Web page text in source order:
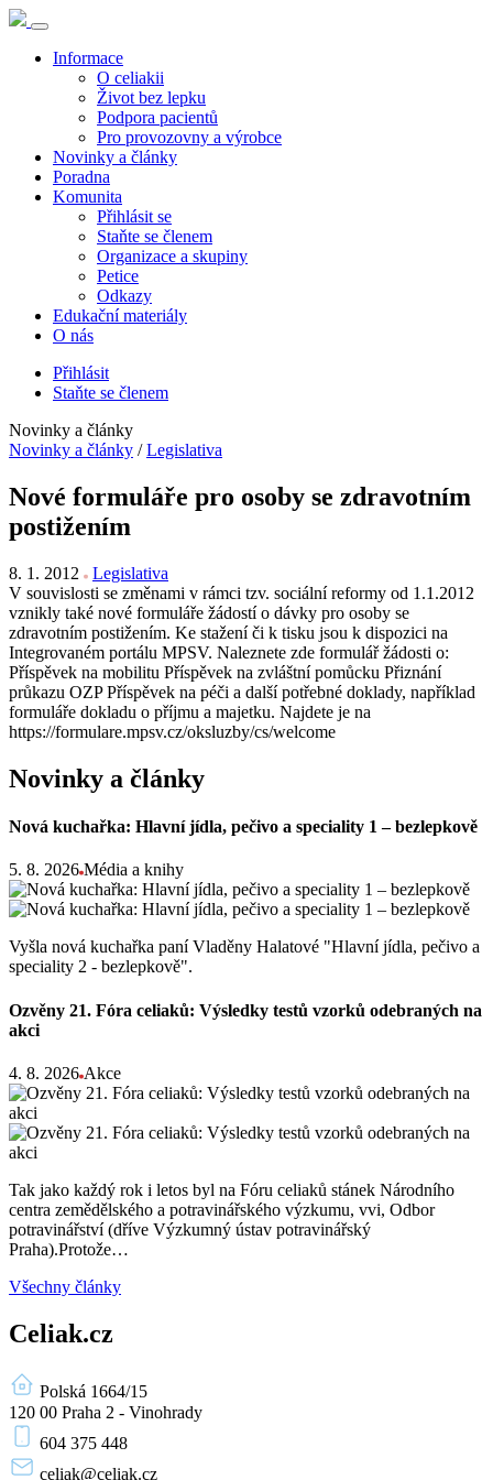
Informace
O celiakii
Život bez lepku
Podpora pacientů
Pro provozovny a výrobce
Novinky a články
Poradna
Komunita
Přihlásit se
Staňte se členem
Organizace a skupiny
Petice
Odkazy
Edukační materiály
O nás
Přihlásit
Staňte se členem
Novinky a články
Novinky a články / Legislativa
Nové formuláře pro osoby se zdravotním
postižením
8. 1. 2012
Legislativa
V souvislosti se změnami v rámci tzv. sociální reformy od 1.1.2012
vznikly také nové formuláře žádostí o dávky pro osoby se
zdravotním postižením. Ke stažení či k tisku jsou k dispozici na
Integrovaném portálu MPSV. Naleznete zde formulář žádosti o:
Příspěvek na mobilitu Příspěvek na zvláštní pomůcku Přiznání
průkazu OZP Příspěvek na péči a další potřebné doklady, například
formuláře dokladu o příjmu a majetku. Najdete je na
https://formulare.mpsv.cz/oksluzby/cs/welcome
Novinky a články
Nová kuchařka: Hlavní jídla, pečivo a speciality 1 – bezlepkově
5. 8. 2026 Média a knihy
Vyšla nová kuchařka paní Vladěny Halatové "Hlavní jídla, pečivo a
speciality 2 - bezlepkově".
Ozvěny 21. Fóra celiaků: Výsledky testů vzorků odebraných na
akci
4. 8. 2026 Akce
Tak jako každý rok i letos byl na Fóru celiaků stánek Národního
centra zemědělského a potravinářského výzkumu, vvi, Odbor
potravinářství (dříve Výzkumný ústav potravinářský
Praha).Protože…
Všechny články
Celiak.cz
Polská 1664/15
120 00 Praha 2 - Vinohrady
604 375 448
celiak@celiak.cz